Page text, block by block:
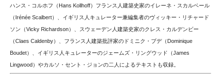
ハンス・コルホフ（Hans Kollhoff）フランス人建築史家のイレーネ・スカルベール
（Irénée Scalbert）、イギリス人キュレーター兼編集者のヴィッキー・リチャード
ソン（Vicky Richardson）、スウェーデン人建築史家のクレス・カルデンビー
（Claes Caldenby）、フランス人建築批評家のドミニク・ブデ（Dominique
Boudet）、イギリス人キュレーターのジェームズ・リングウッド（James
Lingwood）やカルソ・セント・ジョンの二人によるテキストも収録。